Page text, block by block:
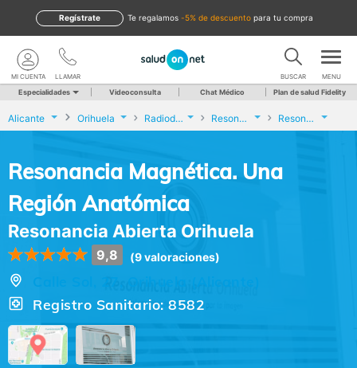
te regalamos -5% de descuento para tu compra
Regístrate
LLAMAR
MI CUENTA BUSCAR MENU
Especialidades Videoconsulta Chat Médico Plan de salud Fidelity
Alicante Orihuela Radiodiagnóstico Resonancia Magnética. Una Región Anatómica Resonancia Abierta Orihuela
Resonancia Magnética. Una
Región Anatómica
Resonancia Abierta Orihuela
9,8 (9 valoraciones)
Registro Sanitario: 8582